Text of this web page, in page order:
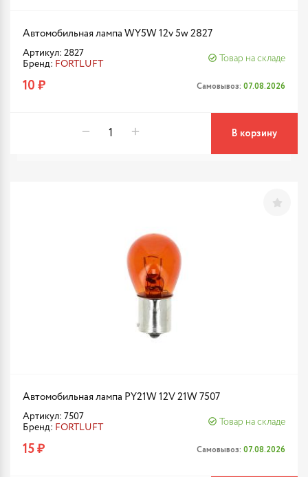
Автомобильная лампа WY5W 12v 5w 2827
Артикул: 2827
Бренд: FORTLUFT
Товар на складе
10 ₽ Самовывоз: 07.08.2026
В корзину
Автомобильная лампа PY21W 12V 21W 7507
Артикул: 7507
Бренд: FORTLUFT
Товар на складе
15 ₽ Самовывоз: 07.08.2026